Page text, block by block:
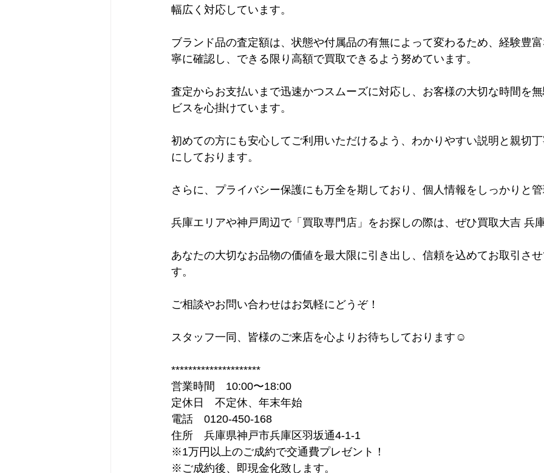
幅広く対応しています。
ブランド品の査定額は、状態や付属品の有無によって変わるため、経験豊
寧に確認し、できる限り高額で買取できるよう努めています。
査定からお支払いまで迅速かつスムーズに対応し、お客様の大切な時間を
ビスを心掛けています。
初めての方にも安心してご利用いただけるよう、わかりやすい説明と親切
にしております。
さらに、プライバシー保護にも万全を期しており、個人情報をしっかりと管
兵庫エリアや神戸周辺で「買取専門店」をお探しの際は、ぜひ買取大吉 兵
あなたの大切なお品物の価値を最大限に引き出し、信頼を込めてお取引さ
す。
ご相談やお問い合わせはお気軽にどうぞ！
スタッフ一同、皆様のご来店を心よりお待ちしております☺
*********************
営業時間　10:00〜18:00
定休日　不定休、年末年始
電話　0120-450-168
住所　兵庫県神戸市兵庫区羽坂通4-1-1
※1万円以上のご成約で交通費プレゼント！
※ご成約後、即現金化致します。